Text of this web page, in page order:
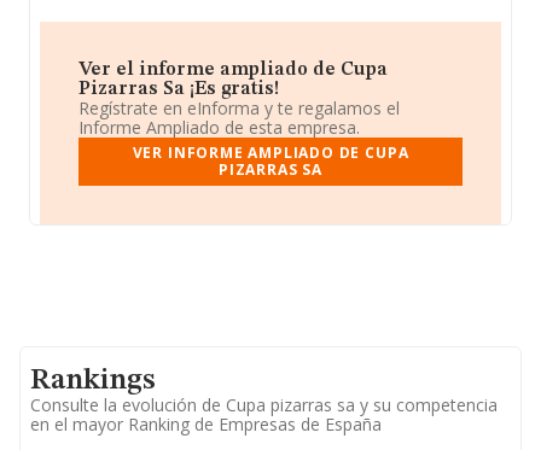
Ver el informe ampliado de Cupa
Pizarras Sa ¡Es gratis!
Regístrate en eInforma y te regalamos el
Informe Ampliado de esta empresa.
VER INFORME AMPLIADO DE CUPA
PIZARRAS SA
Rankings
Consulte la evolución de Cupa pizarras sa y su competencia
en el mayor Ranking de Empresas de España